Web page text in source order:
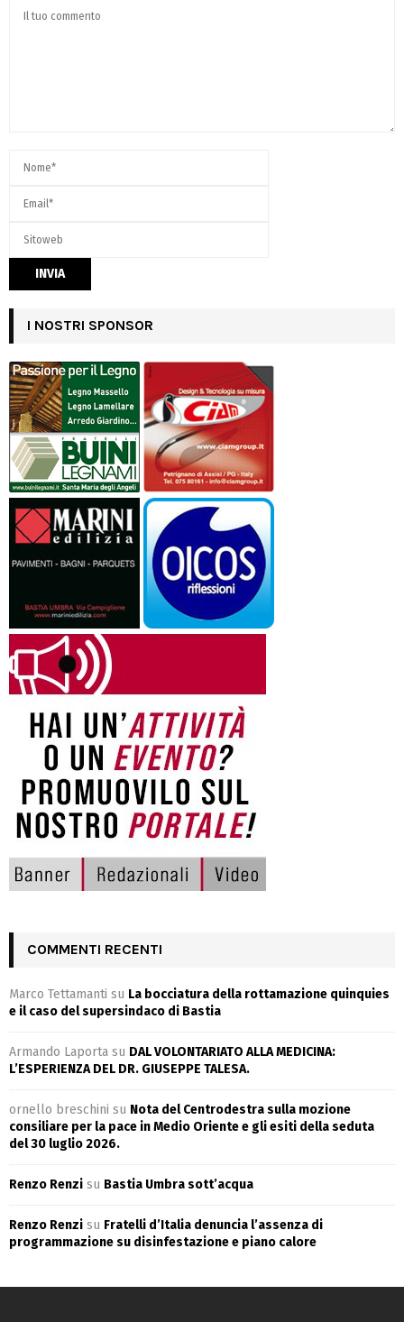
I NOSTRI SPONSOR
COMMENTI RECENTI
Marco Tettamanti su La bocciatura della rottamazione quinquies
e il caso del supersindaco di Bastia
Armando Laporta su DAL VOLONTARIATO ALLA MEDICINA:
L’ESPERIENZA DEL DR. GIUSEPPE TALESA.
ornello breschini su Nota del Centrodestra sulla mozione
consiliare per la pace in Medio Oriente e gli esiti della seduta
del 30 luglio 2026.
Renzo Renzi su Bastia Umbra sott’acqua
Renzo Renzi su Fratelli d’Italia denuncia l’assenza di
programmazione su disinfestazione e piano calore